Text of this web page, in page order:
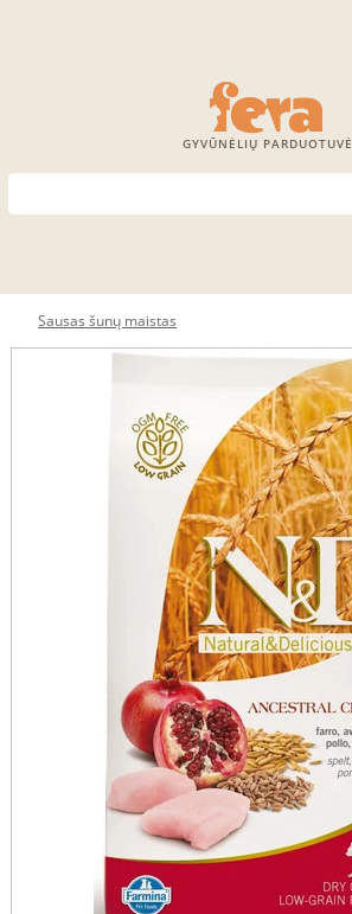
GYVŪNĖLIŲ PARDUOTUVĖ
Sausas šunų maistas